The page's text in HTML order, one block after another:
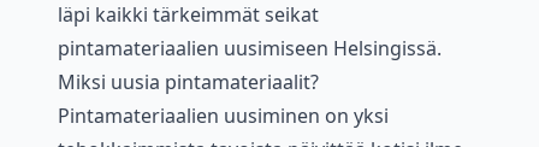
läpi kaikki tärkeimmät seikat
pintamateriaalien uusimiseen Helsingissä.
Miksi uusia pintamateriaalit?
Pintamateriaalien uusiminen on yksi